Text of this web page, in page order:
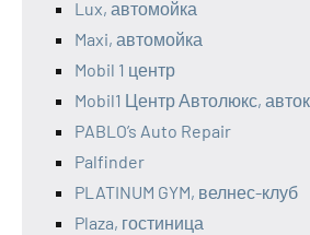
Lux, автомойка
Maxi, автомойка
Mobil 1 центр
Mobil1 Центр Автолюкс,
PABLO’s Auto Repair
Palfinder
PLATINUM GYM, велнес-клуб
Plaza, гостиница